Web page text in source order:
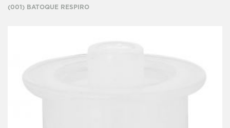
(001) BATOQUE RESPIRO